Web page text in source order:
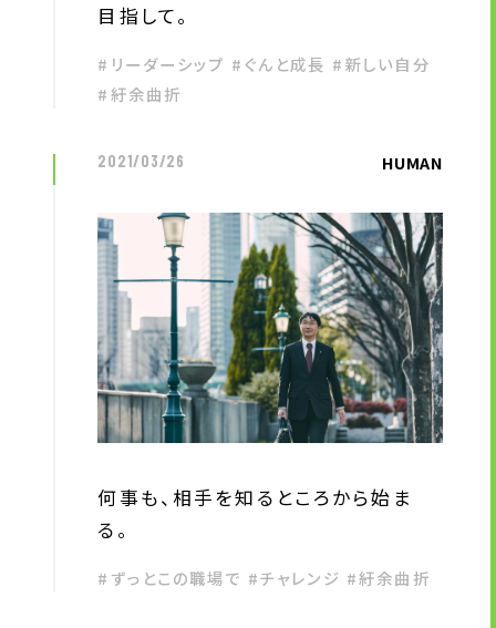
目指して。
#リーダーシップ #ぐんと成長 #新しい自分
#紆余曲折
HUMAN
2021/03/26
何事も、相手を知るところから始ま
る。
#ずっとこの職場で #チャレンジ #紆余曲折